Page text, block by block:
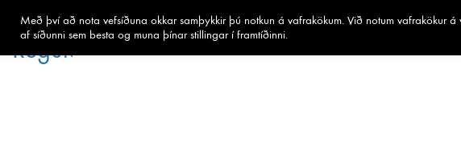
Með því að nota vefsíðuna okkar samþykkir þú notkun á vafrakökum. Við notum vafrakökur
af síðunni sem besta og muna þínar stillingar í framtíðinni.